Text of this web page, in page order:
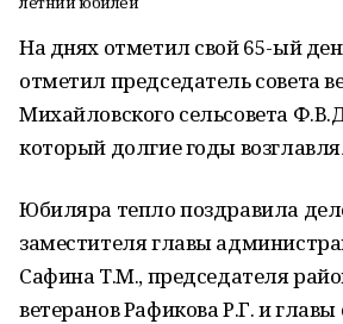
На днях отметил свой 65-ый
отметил председатель совета
Михайловского сельсовета
который долгие годы
Юбиляра тепло поздравила
заместителя главы
Сафина Т.М., председателя
ветеранов Рафикова Р.Г. и главы